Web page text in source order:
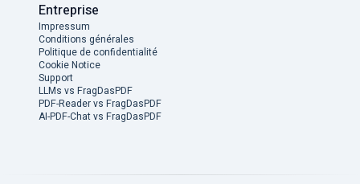
Entreprise
Impressum
Conditions générales
Politique de confidentialité
Cookie Notice
Support
LLMs vs FragDasPDF
PDF-Reader vs FragDasPDF
AI-PDF-Chat vs FragDasPDF